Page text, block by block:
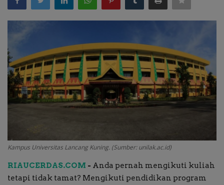
Kabar Kampus
Kabar Madrasah
Whats Up!
Perspektif Pakar
Pariwara
Kampus Universitas Lancang Kuning. (Sumber: unilak.ac.id)
RIAUCERDAS.COM - Anda pernah mengikuti kuliah
tetapi tidak tamat? Mengikuti pendidikan program